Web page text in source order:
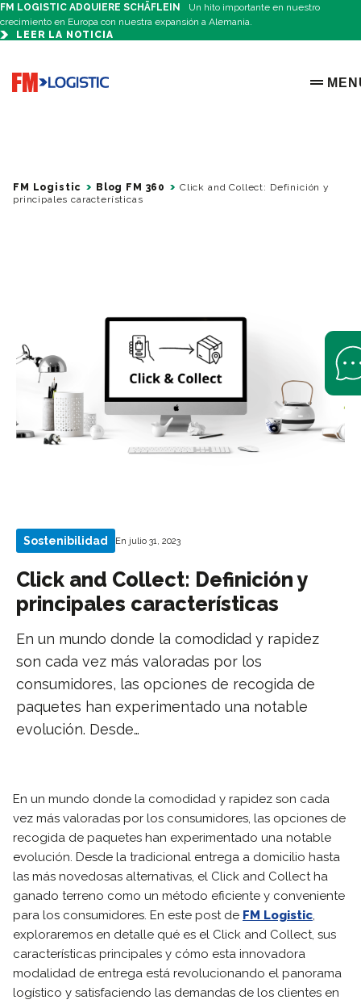
FM LOGISTIC ADQUIERE SCHÄFLEIN
Un hito importante en nuestro
crecimiento en Europa con nuestra expansión a Alemania.
LEER LA NOTICIA
Go to home page
OPEN
FM Logistic Blog FM 360
Click and Collect: Definición y
principales características
Sostenibilidad En julio 31, 2023
Click and Collect: Definición y
principales características
En un mundo donde la comodidad y rapidez
son cada vez más valoradas por los
consumidores, las opciones de recogida de
paquetes han experimentado una notable
evolución. Desde…
En un mundo donde la comodidad y rapidez son cada
vez más valoradas por los consumidores, las opciones de
recogida de paquetes han experimentado una notable
evolución. Desde la tradicional entrega a domicilio hasta
las más novedosas alternativas, el Click and Collect ha
ganado terreno como un método eficiente y conveniente
para los consumidores. En este post de FM Logistic,
exploraremos en detalle qué es el Click and Collect, sus
características principales y cómo esta innovadora
modalidad de entrega está revolucionando el panorama
logístico y satisfaciendo las demandas de los clientes en